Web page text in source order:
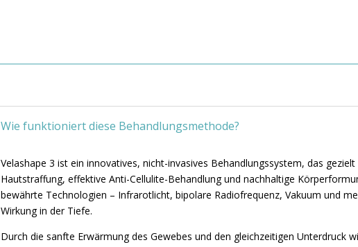
Wie funktioniert diese Behandlungsmethode?
Velashape 3 ist ein innovatives, nicht-invasives Behandlungssystem, das
Hautstraffung, effektive Anti-Cellulite-Behandlung und nachhaltige
bewährte Technologien – Infrarotlicht, bipolare Radiofrequenz, Vakuum und
Wirkung in der Tiefe.
Durch die sanfte Erwärmung des Gewebes und den gleichzeitigen Unterdruck